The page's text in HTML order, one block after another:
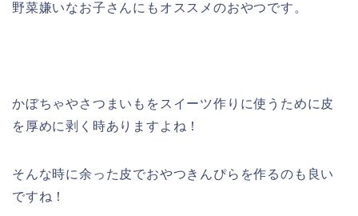
野菜嫌いなお子さんにもオススメのおやつです。
かぼちゃやさつまいもをスイーツ作りに使うために皮
を厚めに剥く時ありますよね！
そんな時に余った皮でおやつきんぴらを作るのも良い
ですね！